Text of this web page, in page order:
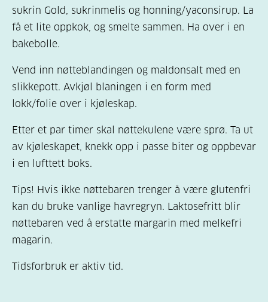
sukrin Gold, sukrinmelis og honning/yaconsirup. La
få et lite oppkok, og smelte sammen. Ha over i en
bakebolle.
Vend inn nøtteblandingen og maldonsalt med en
slikkepott. Avkjøl blaningen i en form med
lokk/folie over i kjøleskap.
Etter et par timer skal nøttekulene være sprø. Ta ut
av kjøleskapet, knekk opp i passe biter og oppbevar
i en lufttett boks.
Tips! Hvis ikke nøttebaren trenger å være glutenfri
kan du bruke vanlige havregryn. Laktosefritt blir
nøttebaren ved å erstatte margarin med melkefri
magarin.
Tidsforbruk er aktiv tid.